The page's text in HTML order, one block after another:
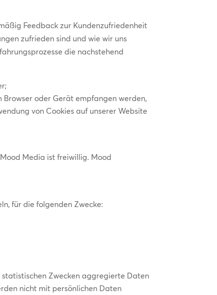
Feedback zur Kundenzufriedenheit
zufrieden sind und wie wir uns
die nachstehend
oder Gerät empfangen werden,
von Cookies auf unserer Website
Media ist freiwillig. Mood
für die folgenden Zwecke:
statistischen Zwecken aggregierte Daten
nicht mit persönlichen Daten